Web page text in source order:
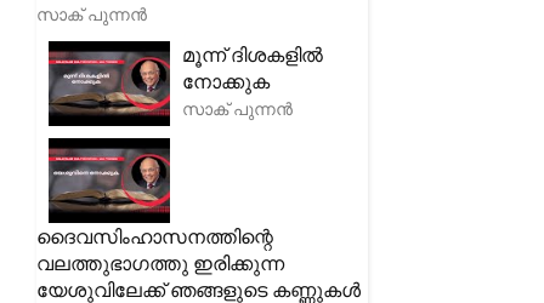
സാക് പുന്നൻ
മൂന്ന് ദിശകളിൽ
നോക്കുക
സാക് പുന്നൻ
ദൈവസിംഹാസനത്തിന്റെ
വലത്തുഭാഗത്തു ഇരിക്കുന്ന
യേശുവിലേക്ക് ഞങ്ങളുടെ കണ്ണുകൾ